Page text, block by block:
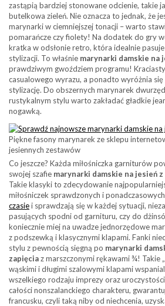
zastąpią bardziej stonowane odcienie, takie
butelkowa zieleń. Nie oznacza to jednak, że
marynarki w ciemniejszej tonacji – warto
pomarańcze czy fiolety! Na dodatek do gry
kratka w odsłonie retro, która idealnie
stylizacji. To właśnie marynarki damskie na
prawdziwym gwoździem programu!
casualowego wyrazu, a ponadto wyróżnia się
stylizację. Do obszernych marynarek
rustykalnym stylu warto zakładać gładkie
nogawką.
Piękne fasony marynarek ze sklepu
jesiennych zestawów
Co jeszcze? Każda miłośniczka garniturów
swojej szafie marynarki damskie na jesień
Takie klasyki to zdecydowanie
miłośniczek sprawdzonych i
czasiei sprawdzają się w każdej sytuacji,
pasujących spodni od garnituru, czy do
koniecznie miej na uwadze jednorzędowe
z podszewką i klasycznymi klapami. Fanki
stylu z pewnością sięgną po marynarki
zapięciaz marszczonymi rękawami ¾! Takie
wąskimi i długimi szalowymi klapami
wszelkiego rodzaju imprezy oraz
całości nonszalanckiego charakteru,
francusku, czyli taką niby od niechcenia,